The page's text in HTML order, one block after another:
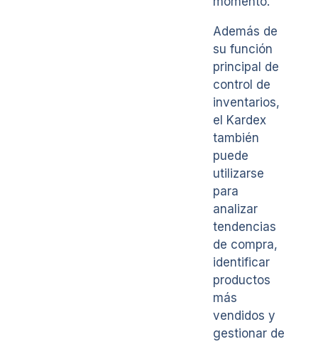
Además de
su función
principal de
control de
inventarios,
el Kardex
también
puede
utilizarse
para
analizar
tendencias
de compra,
identificar
productos
más
vendidos y
gestionar de